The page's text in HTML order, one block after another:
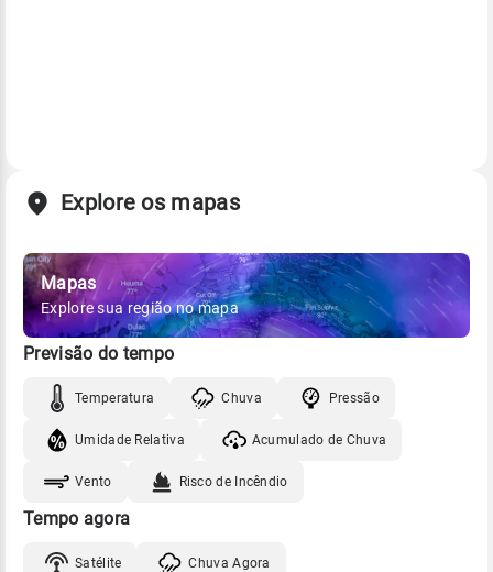
Explore os mapas
Mapas
Explore sua região no mapa
Previsão do tempo
Temperatura Chuva Pressão
Umidade Relativa Acumulado de Chuva
Vento Risco de Incêndio
Tempo agora
Satélite Chuva Agora